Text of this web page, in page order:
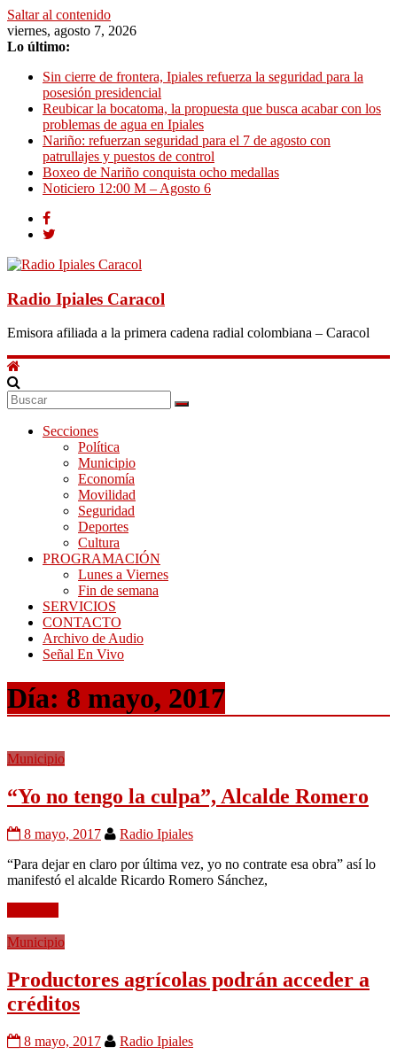
Saltar al contenido
viernes, agosto 7, 2026
Lo último:
Sin cierre de frontera, Ipiales refuerza la seguridad para la
posesión presidencial
Reubicar la bocatoma, la propuesta que busca acabar con los
problemas de agua en Ipiales
Nariño: refuerzan seguridad para el 7 de agosto con
patrullajes y puestos de control
Boxeo de Nariño conquista ocho medallas
Noticiero 12:00 M – Agosto 6
Radio Ipiales Caracol
Emisora afiliada a la primera cadena radial colombiana – Caracol
Secciones
Política
Municipio
Economía
Movilidad
Seguridad
Deportes
Cultura
PROGRAMACIÓN
Lunes a Viernes
Fin de semana
SERVICIOS
CONTACTO
Archivo de Audio
Señal En Vivo
Día: 8 mayo, 2017
Municipio
“Yo no tengo la culpa”, Alcalde Romero
8 mayo, 2017
Radio Ipiales
“Para dejar en claro por última vez, yo no contrate esa obra” así lo
manifestó el alcalde Ricardo Romero Sánchez,
Municipio
Productores agrícolas podrán acceder a
créditos
8 mayo, 2017
Radio Ipiales